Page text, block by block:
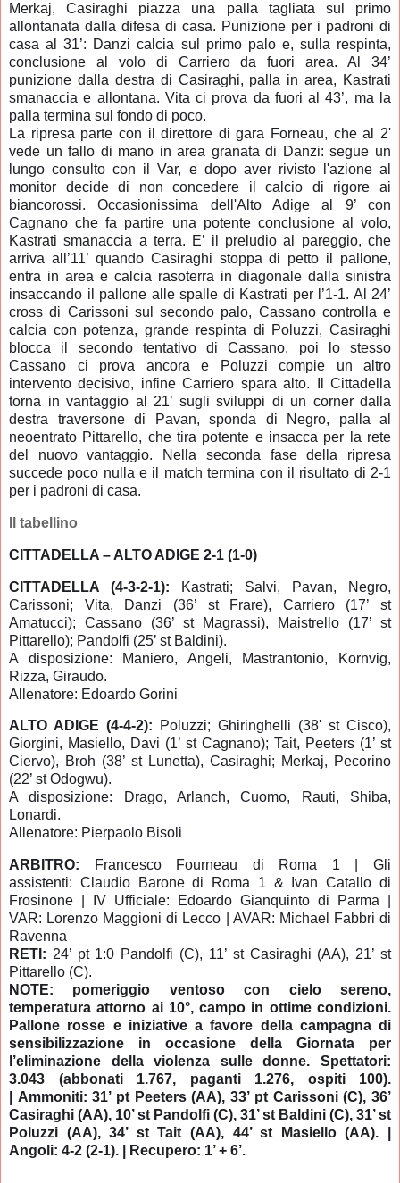
Merkaj, Casiraghi piazza una palla tagliata sul primo
allontanata dalla difesa di casa. Punizione per i padroni di
casa al 31’: Danzi calcia sul primo palo e, sulla respinta,
conclusione al volo di Carriero da fuori area. Al 34’
punizione dalla destra di Casiraghi, palla in area, Kastrati
smanaccia e allontana. Vita ci prova da fuori al 43’, ma la
palla termina sul fondo di poco.
La ripresa parte con il direttore di gara Forneau, che al 2'
vede un fallo di mano in area granata di Danzi: segue un
lungo consulto con il Var, e dopo aver rivisto l'azione al
monitor decide di non concedere il calcio di rigore ai
biancorossi. Occasionissima dell'Alto Adige al 9’ con
Cagnano che fa partire una potente conclusione al volo,
Kastrati smanaccia a terra. E’ il preludio al pareggio, che
arriva all’11’ quando Casiraghi stoppa di petto il pallone,
entra in area e calcia rasoterra in diagonale dalla sinistra
insaccando il pallone alle spalle di Kastrati per l’1-1. Al 24’
cross di Carissoni sul secondo palo, Cassano controlla e
calcia con potenza, grande respinta di Poluzzi, Casiraghi
blocca il secondo tentativo di Cassano, poi lo stesso
Cassano ci prova ancora e Poluzzi compie un altro
intervento decisivo, infine Carriero spara alto. Il Cittadella
torna in vantaggio al 21’ sugli sviluppi di un corner dalla
destra traversone di Pavan, sponda di Negro, palla al
neoentrato Pittarello, che tira potente e insacca per la rete
del nuovo vantaggio. Nella seconda fase della ripresa
succede poco nulla e il match termina con il risultato di 2-1
per i padroni di casa.
Il tabellino
CITTADELLA – ALTO ADIGE 2-1 (1-0)
CITTADELLA (4-3-2-1): Kastrati; Salvi, Pavan, Negro,
Carissoni; Vita, Danzi (36’ st Frare), Carriero (17’ st
Amatucci); Cassano (36’ st Magrassi), Maistrello (17’ st
Pittarello); Pandolfi (25’ st Baldini).
A disposizione: Maniero, Angeli, Mastrantonio, Kornvig,
Rizza, Giraudo.
Allenatore: Edoardo Gorini
ALTO ADIGE (4-4-2):
Poluzzi; Ghiringhelli (38' st Cisco),
Giorgini, Masiello, Davi (1’ st Cagnano); Tait, Peeters (1’ st
Ciervo), Broh (38’ st Lunetta), Casiraghi; Merkaj, Pecorino
(22’ st Odogwu).
A disposizione: Drago, Arlanch, Cuomo, Rauti, Shiba,
Lonardi.
Allenatore: Pierpaolo Bisoli
ARBITRO: Francesco Fourneau di Roma 1 | Gli
assistenti: Claudio Barone di Roma 1 & Ivan Catallo di
Frosinone | IV Ufficiale: Edoardo Gianquinto di Parma |
VAR: Lorenzo Maggioni di Lecco | AVAR: Michael Fabbri di
Ravenna
RETI: 24’ pt 1:0 Pandolfi (C), 11’ st Casiraghi (AA), 21’ st
Pittarello (C).
NOTE: pomeriggio ventoso con cielo sereno,
temperatura attorno ai 10°, campo in ottime condizioni.
Pallone rosse e iniziative a favore della campagna di
sensibilizzazione in occasione della Giornata per
l’eliminazione della violenza sulle donne. Spettatori:
3.043 (abbonati 1.767, paganti 1.276, ospiti 100).
| Ammoniti: 31’ pt Peeters (AA), 33’ pt Carissoni (C), 36’
Casiraghi (AA), 10’ st Pandolfi (C), 31’ st Baldini (C), 31’ st
Poluzzi (AA), 34’ st Tait (AA), 44’ st Masiello (AA). |
Angoli: 4-2 (2-1). | Recupero: 1’ + 6’.